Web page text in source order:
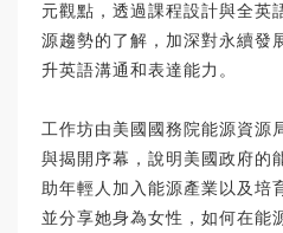
元觀點，透過課程設計與全英
源趨勢的了解，加深對永續發
升英語溝通和表達能力。
工作坊由美國國務院能源資
與揭開序幕，說明美國政府的
助年輕人加入能源產業以及
並分享她身為女性，如何在能